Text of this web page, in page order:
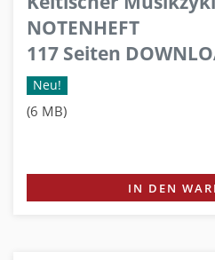
NOTENHEFT
117 Seiten
Neu!
(6 MB)
IN DEN